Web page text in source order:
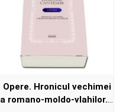
Opere. Hronicul vechimei
a romano-moldo-vlahilor.